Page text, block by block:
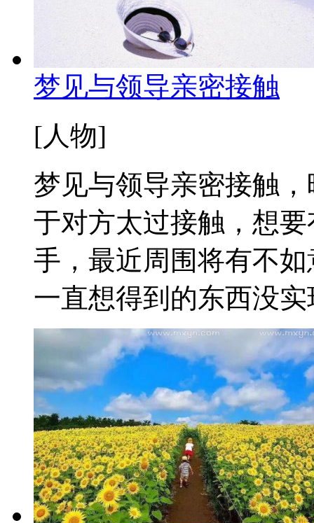
梦见与领导亲密接触
[人物]
梦见与领导亲密接触
于对方太过接触，想
手，最近周围将有不
一直想得到的东西没